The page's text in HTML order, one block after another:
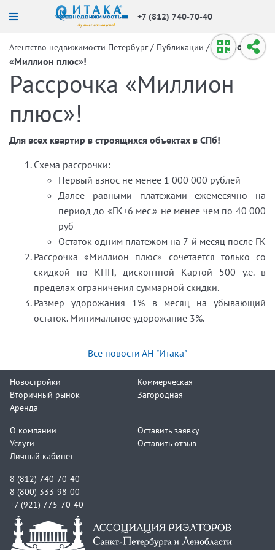
+7 (812) 740-70-40
Агентство недвижимости Петербург / Публикации / Рассрочка
«Миллион плюс»!
Рассрочка «Миллион
плюс»!
Для всех квартир в строящихся объектах в СПб!
Схема рассрочки:
Первый взнос не менее 1 000 000 рублей
Далее равными платежами ежемесячно на
период до «ГК+6 мес.» не менее чем по 40 000
руб
Остаток одним платежом на 7-й месяц после ГК
Рассрочка «Миллион плюс» сочетается только со
скидкой по КПП, дисконтной Картой 500 у.е. в
пределах ограничения суммарной скидки.
Размер удорожания 1% в месяц на убывающий
остаток. Минимальное удорожание 3%.
Все новости АН "Итака"
Новостройки
Вторичный рынок
Аренда
Коммерческая
Загородная
О компании
Услуги
Личный кабинет
Оставить заявку
Оставить отзыв
8 (812) 740-70-40
8 (800) 333-98-00
+7 (921) 775-70-40